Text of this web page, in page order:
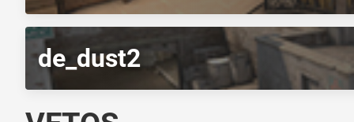
de_dust2